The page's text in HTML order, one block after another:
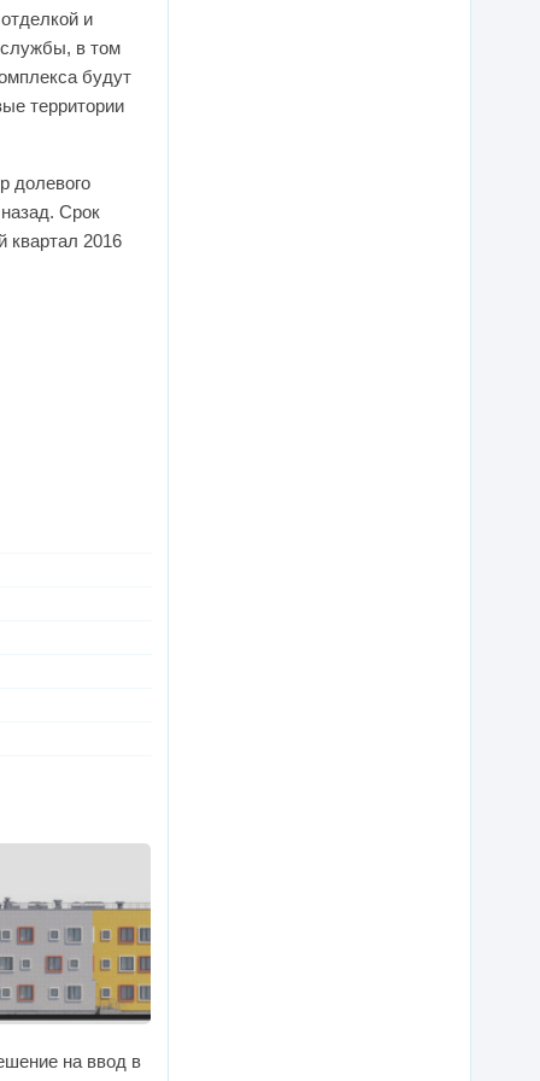
и
в том
будут
территории
долевого
Срок
квартал 2016
на ввод в